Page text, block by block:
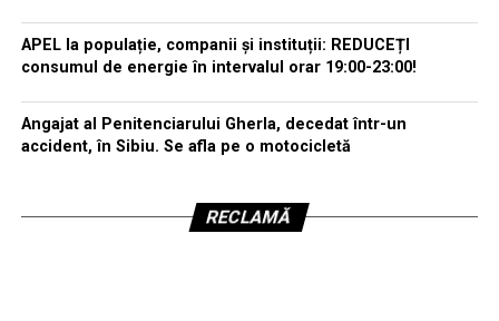
APEL la populație, companii și instituții: REDUCEȚI
consumul de energie în intervalul orar 19:00-23:00!
Angajat al Penitenciarului Gherla, decedat într-un
accident, în Sibiu. Se afla pe o motocicletă
RECLAMĂ